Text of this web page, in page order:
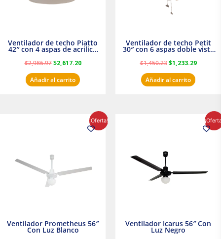
Ventilador de techo Piatto
42″ con 4 aspas de acrilico
transparente
$2,986.97 $2,617.20
Añadir al carrito
Ventilador de techo Petit
30″ con 6 aspas doble vista
Satinado Masterfan
$1,450.23 $1,233.29
Añadir al carrito
¡Oferta!
Ventilador Prometheus 56″
Con Luz Blanco
precio
actual
Ventilador Icarus 56″ Con
Luz Negro
precio
actual